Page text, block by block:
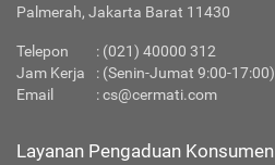
Palmerah, Jakarta Barat 11430
Telepon : (021) 40000 312
Jam Kerja
: (Senin-Jumat 9:00-17:00)
Email
:cs@cermati.com
Layanan Pengaduan Konsumen